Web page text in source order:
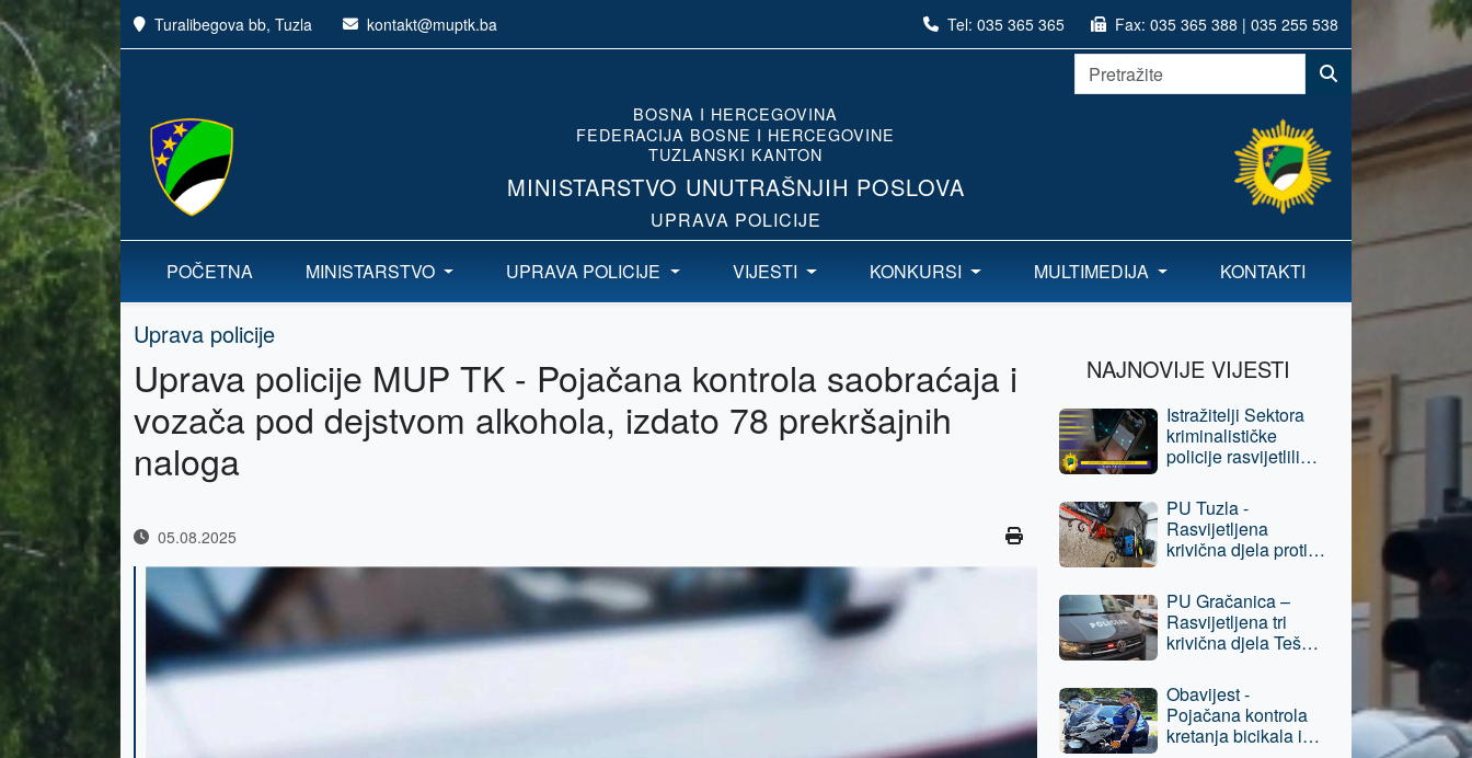
Turalibegova bb, Tuzla kontakt@muptk.ba Tel: 035 365 365 Fax: 035 365 388 | 035 255 538
BOSNA I HERCEGOVINA
FEDERACIJA BOSNE I HERCEGOVINE
TUZLANSKI KANTON
MINISTARSTVO UNUTRAŠNJIH POSLOVA
UPRAVA POLICIJE
POČETNA MINISTARSTVO UPRAVA POLICIJE VIJESTI KONKURSI MULTIMEDIJA KONTAKTI
Uprava policije
Uprava policije MUP TK - Pojačana kontrola saobraćaja i
vozača pod dejstvom alkohola, izdato 78 prekršajnih
naloga
05.08.2025
NAJNOVIJE VIJESTI
Istražitelji Sektora
kriminalističke
policije rasvijetlili
Prijevara,
osumnjičenom licu
oduzeta sloboda
PU Tuzla -
Rasvijetljena
krivična djela protiv
osoba lišena
slobode
PU Gračanica –
Rasvijetljena tri
krivična djela Teška
osumnjičenog lica
podneseni izvještaji
nadležnom
tužilaštvu
Obavijest -
Pojačana kontrola
kretanja bicikala i